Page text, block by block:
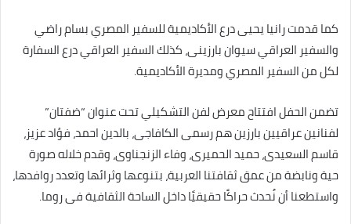
‏كما قدمت رانيا يحيى درع الأكاديمية للسفير المصري بسام راضي
والسفير العراقي سيوان بارزينى، كذلك السفير العراقي درع السفارة
لكل من السفير المصري ومديرة الأكاديمية.
‏تضمن الحفل افتتاح معرض لفن التشكيلي تحت عنوان “ضفتان”
لفنانين عراقيين بارزين هم رسمى الكافاجى، بالدين احمد، فؤاد عزيز،
قاسم السعيدى، حميد الحميرى، وفاء الزنجناوى، وقدم خلاله صورة
حية ونابضة من عمق ثقافتنا العربية، بتنوعها وثرائها وتعدد روافدها،
واستطعنا أن نُحدث حراكًا حقيقيًا داخل الساحة الثقافية فى روما.